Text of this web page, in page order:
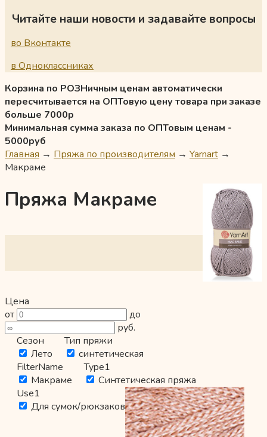
Читайте наши новости и задавайте вопросы
во Вконтакте
в Одноклассниках
Корзина по РОЗНичным ценам автоматически
пересчитывается на ОПТовую цену товара при заказе
больше 7000р
Минимальная сумма заказа по ОПТовым ценам -
5000руб
Главная → Пряжа по производителям → Yarnart →
Макраме
Пряжа Макраме
Цена
от
до
руб.
Сезон
Лето
Тип пряжи
синтетическая
FilterName
Макраме
Type1
Синтетическая пряжа
Use1
Для сумок/рюкзаков